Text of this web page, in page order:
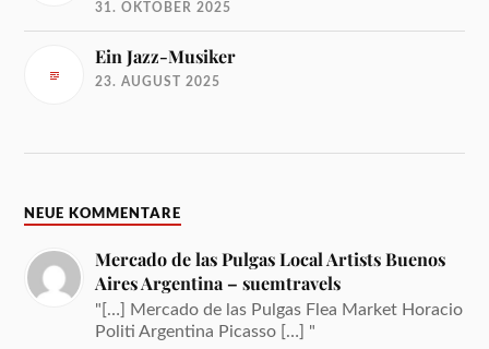
31. OKTOBER 2025
Ein Jazz-Musiker
23. AUGUST 2025
NEUE KOMMENTARE
Mercado de las Pulgas Local Artists Buenos
Aires Argentina – suemtravels
"[…] Mercado de las Pulgas Flea Market Horacio
Politi Argentina Picasso […] "